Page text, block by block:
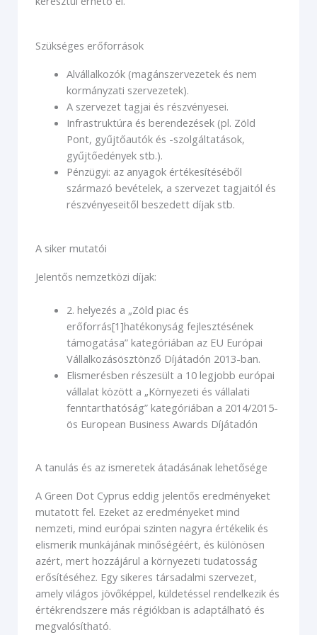
Szükséges erőforrások
Alvállalkozók (magánszervezetek és nem
kormányzati szervezetek).
A szervezet tagjai és részvényesei.
Infrastruktúra és berendezések (pl. Zöld
Pont, gyűjtőautók és -szolgáltatások,
gyűjtőedények stb.).
Pénzügyi: az anyagok értékesítéséből
származó bevételek, a szervezet tagjaitól és
részvényeseitől beszedett díjak stb.
A siker mutatói
Jelentős nemzetközi díjak:
2. helyezés a „Zöld piac és
erőforrás[1]hatékonyság fejlesztésének
támogatása” kategóriában az EU Európai
Vállalkozásösztönző Díjátadón 2013-ban.
Elismerésben részesült a 10 legjobb európai
vállalat között a „Környezeti és vállalati
fenntarthatóság” kategóriában a 2014/2015-
ös European Business Awards Díjátadón
A tanulás és az ismeretek átadásának lehetősége
A Green Dot Cyprus eddig jelentős eredményeket
mutatott fel. Ezeket az eredményeket mind
nemzeti, mind európai szinten nagyra értékelik és
elismerik munkájának minőségéért, és különösen
azért, mert hozzájárul a környezeti tudatosság
erősítéséhez. Egy sikeres társadalmi szervezet,
amely világos jövőképpel, küldetéssel rendelkezik és
értékrendszere más régiókban is adaptálható és
megvalósítható.